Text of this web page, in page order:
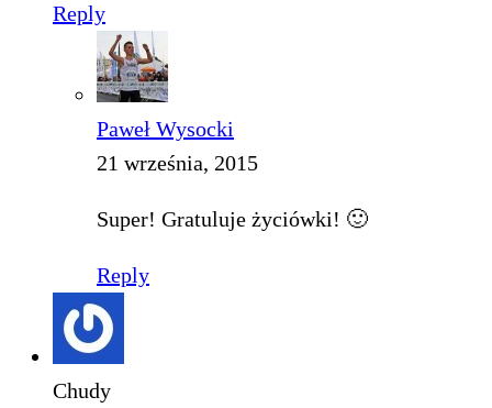
Reply
Paweł Wysocki
21 września, 2015
Super! Gratuluje życiówki! 🙂
Reply
Chudy